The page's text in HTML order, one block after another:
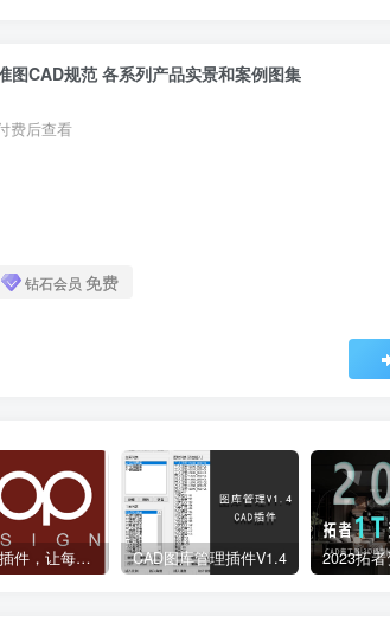
图CAD规范 各系列产品实景和案例图集
费后查看
钻石会员 免费
dop设计插件，让每个设计师都能享受到CAD制图的乐趣 CAD图库管理插件V1.4